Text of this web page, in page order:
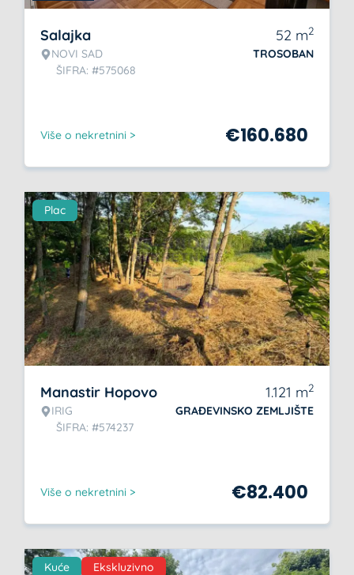
Salajka
NOVI SAD
ŠIFRA: #575068
52 m2
TROSOBAN
Više o nekretnini > €160.680
Plac
Manastir Hopovo
IRIG
ŠIFRA: #574237
1.121 m2
GRAĐEVINSKO ZEMLJIŠTE
Više o nekretnini > €82.400
Kuće Ekskluzivno